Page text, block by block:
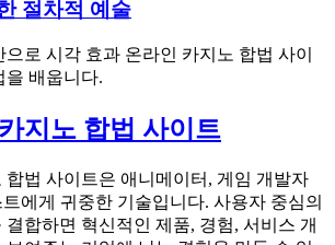
절차적 예술
로 시각 효과 온라인 카지노 합법 사이
을 배웁니다.
지노 합법 사이트
합법 사이트은 애니메이터, 게임 개발자
에게 귀중한 기술입니다. 사용자 중심의
합하면 혁신적인 제품, 경험, 서비스 개